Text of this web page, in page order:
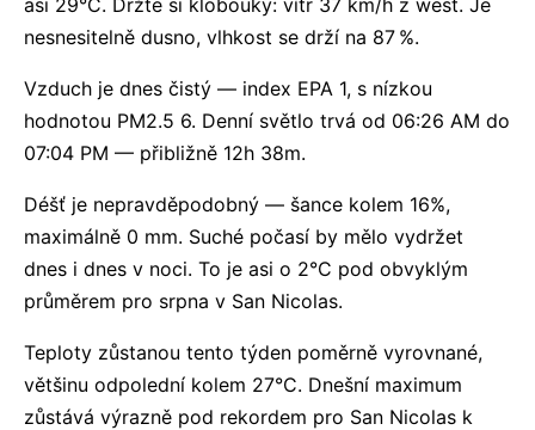
asi 29°C. Držte si klobouky: vítr 37 km/h z west. Je
nesnesitelně dusno, vlhkost se drží na 87 %.
Vzduch je dnes čistý — index EPA 1, s nízkou
hodnotou PM2.5 6. Denní světlo trvá od 06:26 AM do
07:04 PM — přibližně 12h 38m.
Déšť je nepravděpodobný — šance kolem 16%,
maximálně 0 mm. Suché počasí by mělo vydržet
dnes i dnes v noci. To je asi o 2°C pod obvyklým
průměrem pro srpna v San Nicolas.
Teploty zůstanou tento týden poměrně vyrovnané,
většinu odpolední kolem 27°C. Dnešní maximum
zůstává výrazně pod rekordem pro San Nicolas k